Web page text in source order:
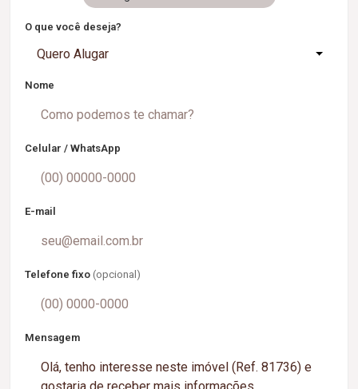
O que você deseja?
Quero Alugar
Nome
Celular / WhatsApp
E-mail
Telefone fixo (opcional)
Mensagem